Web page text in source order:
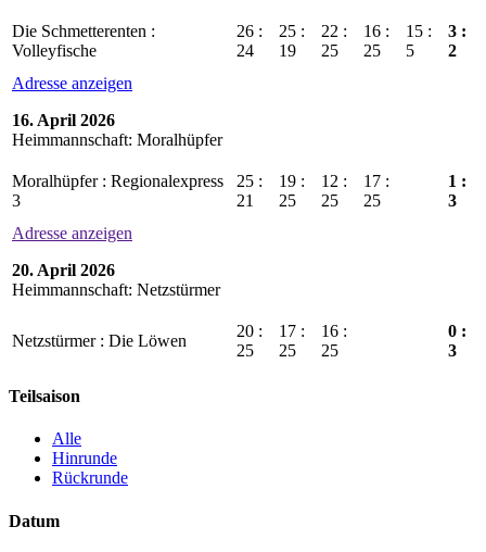
Die Schmetterenten :
Volleyfische
26 :
24
25 :
19
22 :
25
16 :
25
15 :
5
3 :
2
Adresse anzeigen
16. April 2026
Heimmannschaft: Moralhüpfer
Moralhüpfer : Regionalexpress
3
25 :
21
19 :
25
12 :
25
17 :
25
1 :
3
Adresse anzeigen
20. April 2026
Heimmannschaft: Netzstürmer
Netzstürmer : Die Löwen
20 :
25
17 :
25
16 :
25
0 :
3
Teilsaison
Alle
Hinrunde
Rückrunde
Datum